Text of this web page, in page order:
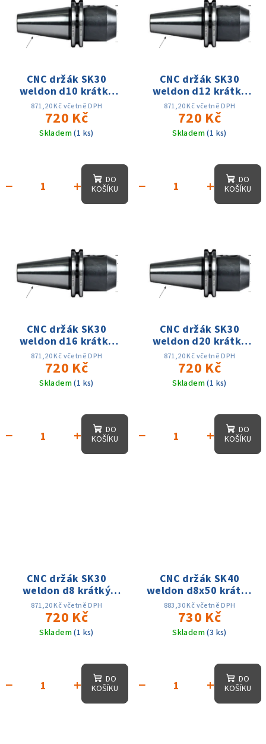
CNC držák SK30
weldon d10 krátký
DIN69871 AD
871,20 Kč včetně DPH
720 Kč
Skladem(1 ks)
+
−
DO
KOŠÍKU
CNC držák SK30
weldon d12 krátký
DIN69871 AD
871,20 Kč včetně DPH
720 Kč
Skladem(1 ks)
+
−
DO
KOŠÍKU
CNC držák SK30
weldon d16 krátký
DIN69871 AD
871,20 Kč včetně DPH
720 Kč
Skladem(1 ks)
+
−
DO
KOŠÍKU
CNC držák SK30
weldon d20 krátký
DIN69871 AD
871,20 Kč včetně DPH
720 Kč
Skladem(1 ks)
+
−
DO
KOŠÍKU
CNC držák SK30
weldon d8 krátký
DIN69871 AD
871,20 Kč včetně DPH
720 Kč
Skladem(1 ks)
+
−
DO
KOŠÍKU
CNC držák SK40
weldon d8x50 krátký
DIN69871 AD
883,30 Kč včetně DPH
730 Kč
Skladem(3 ks)
+
−
DO
KOŠÍKU